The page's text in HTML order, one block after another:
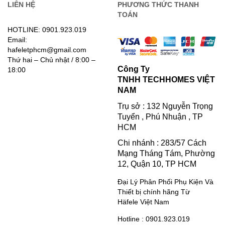
LIÊN HỆ
HOTLINE: 0901.923.019
Email:
hafeletphcm@gmail.com
Thứ hai – Chủ nhật / 8:00 –
18:00
PHƯƠNG THỨC THANH
TOÁN
Công Ty
TNHH TECHHOMES VIỆT
NAM
Trụ sở : 132 Nguyễn Trọng
Tuyển , Phú Nhuận , TP
HCM
Chi nhánh : 283/57 Cách
Mạng Tháng Tám, Phường
12, Quận 10, TP HCM
Đại Lý Phân Phối Phụ Kiện Và
Thiết bị chính hãng Từ
Häfele Việt Nam
Hotline : 0901.923.019